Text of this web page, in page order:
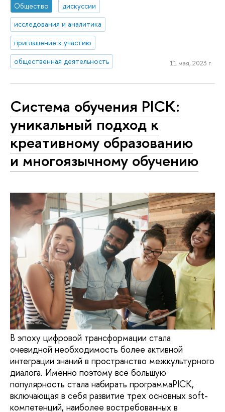
Общество
дискуссии
исследования и аналитика
приглашение к участию
общественная деятельность
11 мая, 2023 г.
Система обучения PICK:
уникальный подход к
креативному образованию
и многоязычному обучению
В эпоху цифровой трансформации стала
очевидной необходимость более активной
интеграции знаний в пространство межкультурного
диалога. Именно поэтому все большую
популярность стала набирать программаPICK,
включающая в себя развитие трех основных soft-
компетенций, наиболее востребованных в